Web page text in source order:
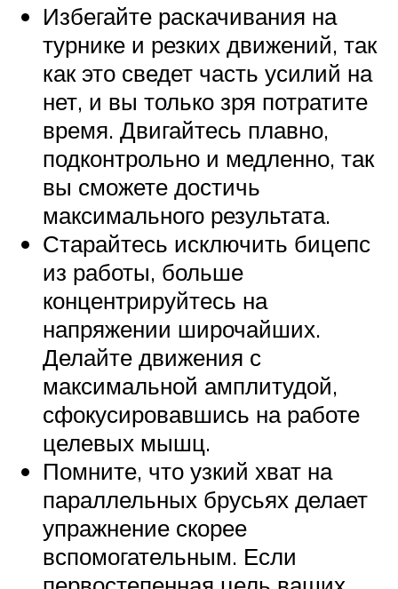
Избегайте раскачивания на
турнике и резких движений, так
как это сведет часть усилий на
нет, и вы только зря потратите
время. Двигайтесь плавно,
подконтрольно и медленно, так
вы сможете достичь
максимального результата.
Старайтесь исключить бицепс
из работы, больше
концентрируйтесь на
напряжении широчайших.
Делайте движения с
максимальной амплитудой,
сфокусировавшись на работе
целевых мышц.
Помните, что узкий хват на
параллельных брусьях делает
упражнение скорее
вспомогательным. Если